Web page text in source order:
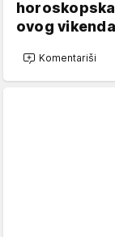
ovog vikenda
Komentariši